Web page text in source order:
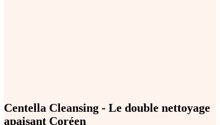
Centella Cleansing - Le double nettoyage
apaisant Coréen